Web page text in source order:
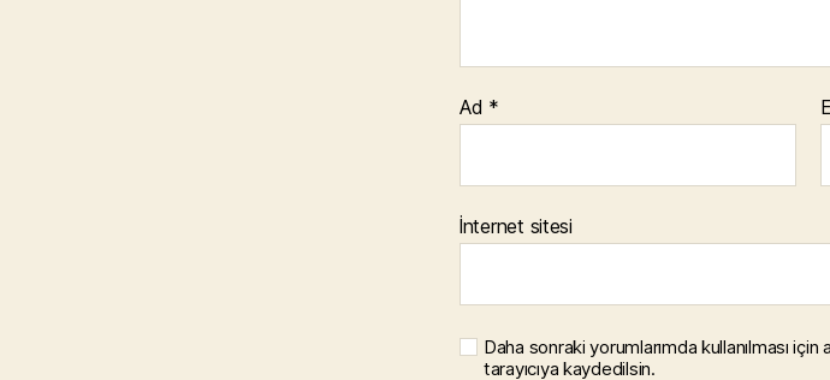
Ad *
İnternet sitesi
Daha sonraki yorumlarımda kullanılması
tarayıcıya kaydedilsin.